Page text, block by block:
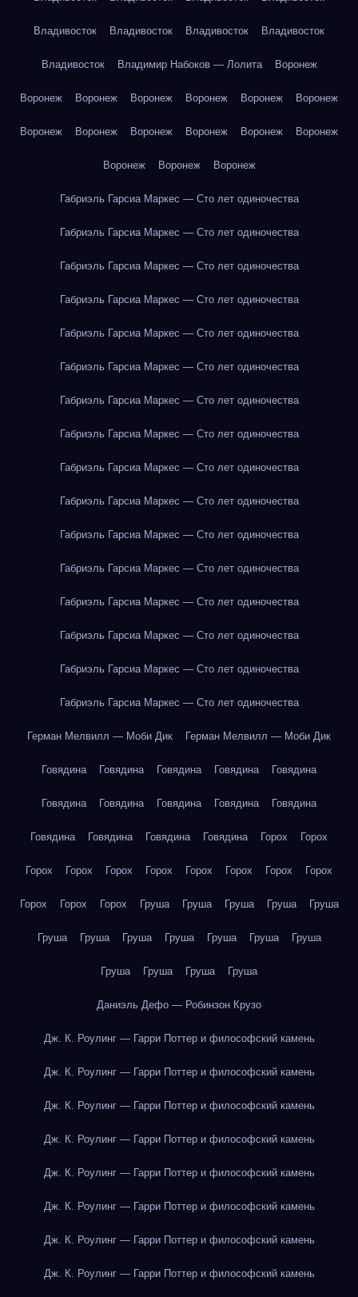
Владивосток Владивосток Владивосток Владивосток
Владивосток Владимир Набоков — Лолита Воронеж
Воронеж Воронеж Воронеж Воронеж Воронеж Воронеж
Воронеж Воронеж Воронеж Воронеж Воронеж Воронеж
Воронеж Воронеж Воронеж
Габриэль Гарсиа Маркес — Сто лет одиночества
Габриэль Гарсиа Маркес — Сто лет одиночества
Габриэль Гарсиа Маркес — Сто лет одиночества
Габриэль Гарсиа Маркес — Сто лет одиночества
Габриэль Гарсиа Маркес — Сто лет одиночества
Габриэль Гарсиа Маркес — Сто лет одиночества
Габриэль Гарсиа Маркес — Сто лет одиночества
Габриэль Гарсиа Маркес — Сто лет одиночества
Габриэль Гарсиа Маркес — Сто лет одиночества
Габриэль Гарсиа Маркес — Сто лет одиночества
Габриэль Гарсиа Маркес — Сто лет одиночества
Габриэль Гарсиа Маркес — Сто лет одиночества
Габриэль Гарсиа Маркес — Сто лет одиночества
Габриэль Гарсиа Маркес — Сто лет одиночества
Габриэль Гарсиа Маркес — Сто лет одиночества
Габриэль Гарсиа Маркес — Сто лет одиночества
Герман Мелвилл — Моби Дик Герман Мелвилл — Моби Дик
Говядина Говядина Говядина Говядина Говядина
Говядина Говядина Говядина Говядина Говядина
Говядина Говядина Говядина Говядина Горох Горох
Горох Горох Горох Горох Горох Горох Горох Горох
Горох Горох Горох Груша Груша Груша Груша Груша
Груша Груша Груша Груша Груша Груша Груша
Груша Груша Груша Груша
Даниэль Дефо — Робинзон Крузо
Дж. К. Роулинг — Гарри Поттер и философский камень
Дж. К. Роулинг — Гарри Поттер и философский камень
Дж. К. Роулинг — Гарри Поттер и философский камень
Дж. К. Роулинг — Гарри Поттер и философский камень
Дж. К. Роулинг — Гарри Поттер и философский камень
Дж. К. Роулинг — Гарри Поттер и философский камень
Дж. К. Роулинг — Гарри Поттер и философский камень
Дж. К. Роулинг — Гарри Поттер и философский камень